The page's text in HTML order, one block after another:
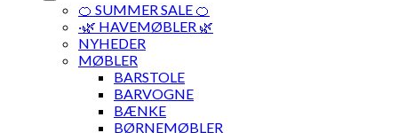
🍊 SUMMER SALE 🍊
·🌿 HAVEMØBLER 🌿
NYHEDER
MØBLER
BARSTOLE
BARVOGNE
BÆNKE
BØRNEMØBLER